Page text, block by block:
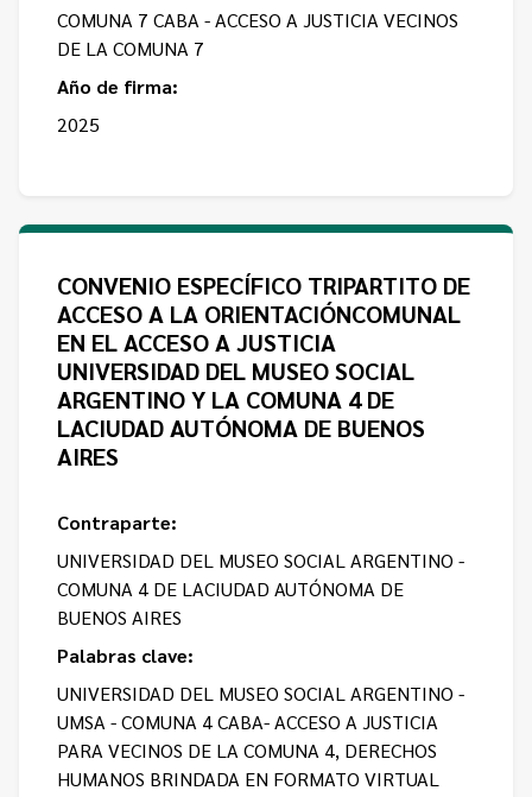
COMUNA 7 CABA - ACCESO A JUSTICIA VECINOS
DE LA COMUNA 7
Año de firma:
2025
CONVENIO ESPECÍFICO TRIPARTITO DE
ACCESO A LA ORIENTACIÓNCOMUNAL
EN EL ACCESO A JUSTICIA
UNIVERSIDAD DEL MUSEO SOCIAL
ARGENTINO Y LA COMUNA 4 DE
LACIUDAD AUTÓNOMA DE BUENOS
AIRES
Contraparte:
UNIVERSIDAD DEL MUSEO SOCIAL ARGENTINO -
COMUNA 4 DE LACIUDAD AUTÓNOMA DE
BUENOS AIRES
Palabras clave:
UNIVERSIDAD DEL MUSEO SOCIAL ARGENTINO -
UMSA - COMUNA 4 CABA- ACCESO A JUSTICIA
PARA VECINOS DE LA COMUNA 4, DERECHOS
HUMANOS BRINDADA EN FORMATO VIRTUAL